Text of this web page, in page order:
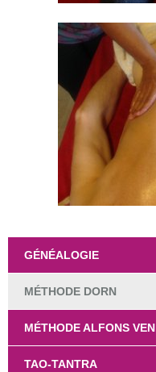
GÉNÉALOGIE
MÉTHODE DORN
MÉTHODE ALFONS VEN
TAO-TANTRA